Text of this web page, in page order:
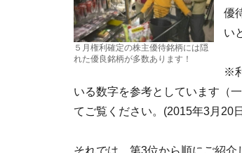
５月権利確定の株主優待銘柄には隠
れた優良銘柄が多数あります！
優
い
※
いる数字を参考としています（
てご覧ください。(2015年3月20
それでは、第3位から順にご紹介